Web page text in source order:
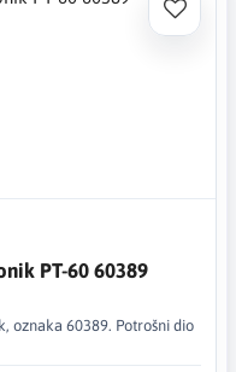
PT-60 60389
oznaka 60389. Potrošni dio